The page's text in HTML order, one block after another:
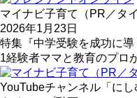
マイナビ子育て（PR／タ
2026年1月23日
特集『中学受験を成功に
1経験者ママと教育のプロ
YouTubeチャンネル「に